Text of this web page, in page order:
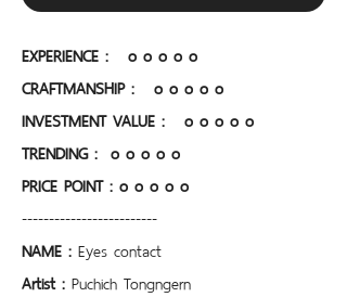
EXPERIENCE :   o o o o o
CRAFTMANSHIP :
o o o o o
INVESTMENT VALUE :
o o o o o
TRENDING :  o o o o o
PRICE POINT : o o o o o
-------------------------
NAME : Eyes contact
Artist : Puchich Tongngern